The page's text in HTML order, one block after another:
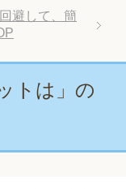
避して、簡
トは」の